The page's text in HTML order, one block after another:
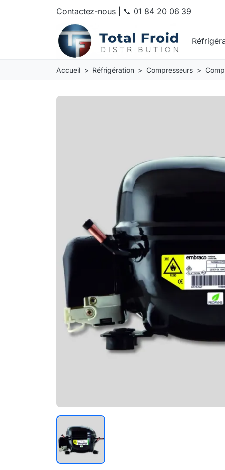
Contactez-nous 📞 01 84 20 06 39
Accueil Réfrigération Compresseurs